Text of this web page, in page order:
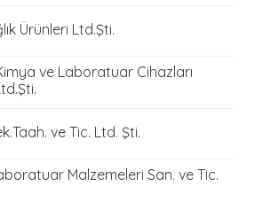
Ürünleri Ltd.Şti.
ve Laboratuar Cihazları
ve Tic. Ltd. Şti.
Malzemeleri San. ve Tic.